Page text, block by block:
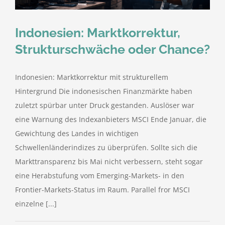
Indonesien: Marktkorrektur,
Strukturschwäche oder Chance?
Indonesien: Marktkorrektur mit strukturellem
Hintergrund Die indonesischen Finanzmärkte haben
zuletzt spürbar unter Druck gestanden. Auslöser war
eine Warnung des Indexanbieters MSCI Ende Januar, die
Gewichtung des Landes in wichtigen
Schwellenländerindizes zu überprüfen. Sollte sich die
Markttransparenz bis Mai nicht verbessern, steht sogar
eine Herabstufung vom Emerging-Markets- in den
Frontier-Markets-Status im Raum. Parallel fror MSCI
einzelne [...]